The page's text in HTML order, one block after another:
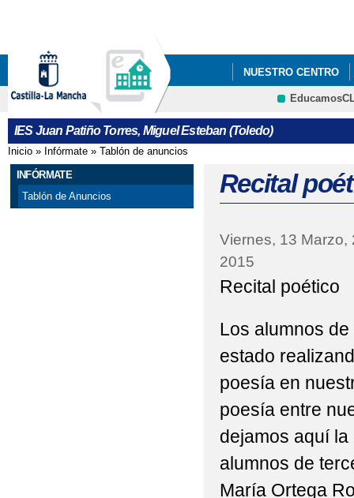
NUESTRO CENTRO
DELPHOS PAPAS
IES Juan Patiño Torres, Miguel Esteban (Toledo)
Se encuentra usted aquí
Inicio » Infórmate » Tablón de anuncios
INFÓRMATE
Tablón de Anuncios
Recital
Viernes, 13 Marzo,
2015
Recital poético
Los alumnos de
estado
poesía en
poesía entre
dejamos aquí
alumnos de
María Ortega